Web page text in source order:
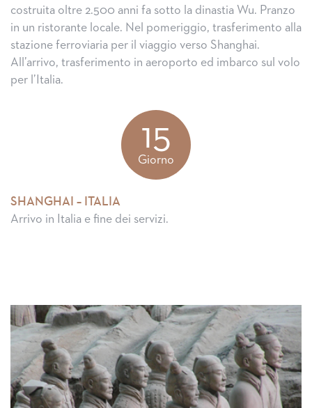
costruita oltre 2.500 anni fa sotto la dinastia Wu. Pranzo
in un ristorante locale. Nel pomeriggio, trasferimento alla
stazione ferroviaria per il viaggio verso Shanghai.
All’arrivo, trasferimento in aeroporto ed imbarco sul volo
per l’Italia.
15
Giorno
SHANGHAI – ITALIA
Arrivo in Italia e fine dei servizi.